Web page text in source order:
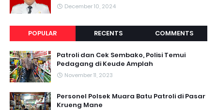
December 10, 2024
POPULAR RECENTS COMMENTS
Patroli dan Cek Sembako, Polisi Temui
Pedagang di Keude Amplah
November 11, 2023
Personel Polsek Muara Batu Patroli di Pasar
Krueng Mane